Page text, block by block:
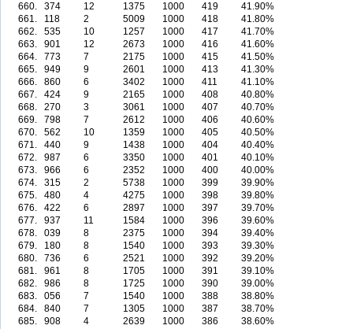
660.
374 12 1375 1000 419
41.90%
661.
118 2 5009 1000 418
41.80%
662.
535 10 1257 1000 417
41.70%
663.
901 12 2673 1000 416
41.60%
664.
773 7 2175 1000 415
41.50%
665.
949 9 2601 1000 413
41.30%
666.
860 6 3402 1000 411
41.10%
667.
424 9 2165 1000 408
40.80%
668.
270 3 3061 1000 407
40.70%
669.
798 7 2612 1000 406
40.60%
670.
562 10 1359 1000 405
40.50%
671.
440 9 1438 1000 404
40.40%
672.
987 6 3350 1000 401
40.10%
673.
966 6 2352 1000 400
40.00%
674.
315 2 5738 1000 399
39.90%
675.
480 4 4275 1000 398
39.80%
676.
422 6 2897 1000 397
39.70%
677.
937 11 1584 1000 396
39.60%
678.
039 8 2375 1000 394
39.40%
679.
180 8 1540 1000 393
39.30%
680.
736 6 2521 1000 392
39.20%
681.
961 8 1705 1000 391
39.10%
682.
986 8 1725 1000 390
39.00%
683.
056 7 1540 1000 388
38.80%
684.
840 7 1305 1000 387
38.70%
685.
908 4 2639 1000 386
38.60%